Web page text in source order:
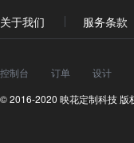
关于我们 服务条款
控制台 订单 设计
© 2016-2020 映花定制科技 版